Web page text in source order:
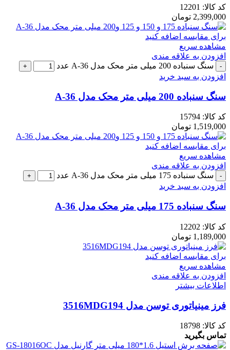
کد کالا: 12201
2,399,000 تومان
برای مقایسه اضافه کنید
مشاهده سریع
افزودن به علاقه مندی
سنگ سنباده 200 میلی متر محک مدل A-36 عدد
افزودن به سبد خرید
سنگ سنباده 200 میلی متر محک مدل A-36
کد کالا: 15794
1,519,000 تومان
برای مقایسه اضافه کنید
مشاهده سریع
افزودن به علاقه مندی
سنگ سنباده 175 میلی متر محک مدل A-36 عدد
افزودن به سبد خرید
سنگ سنباده 175 میلی متر محک مدل A-36
کد کالا: 12202
1,189,000 تومان
برای مقایسه اضافه کنید
مشاهده سریع
افزودن به علاقه مندی
اطلاعات بیشتر
فرز مینیاتوری توسن مدل 3516MDG194
کد کالا: 18798
تماس بگیرید